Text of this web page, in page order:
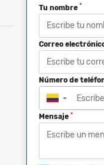
Tu nombre *
Correo
Número de
▼
Mensaje *